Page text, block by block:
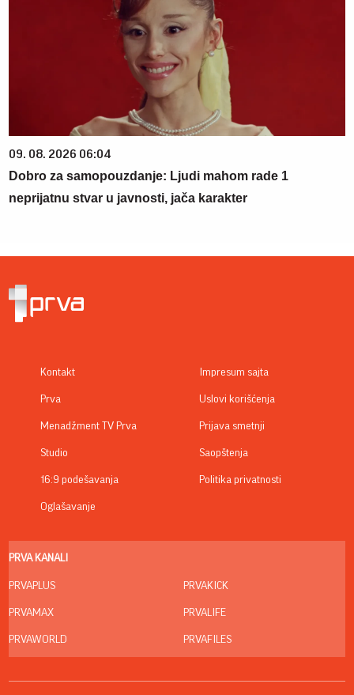
09. 08. 2026 06:04
Dobro za samopouzdanje: Ljudi mahom rade 1
neprijatnu stvar u javnosti, jača karakter
Kontakt
Prva
Menadžment TV Prva
Studio
16:9 podešavanja
Oglašavanje
Impresum sajta
Uslovi korišćenja
Prijava smetnji
Saopštenja
Politika privatnosti
PRVA KANALI
PRVAPLUS
PRVAMAX
PRVAWORLD
PRVAKICK
PRVALIFE
PRVAFILES